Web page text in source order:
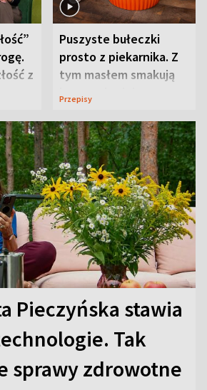
z
Puszyste bułeczki
prosto z piekarnika. Z
tym masłem smakują
jeszcze lepiej
Przepisy
Pieczyńska stawia
Tak
sprawy zdrowotne